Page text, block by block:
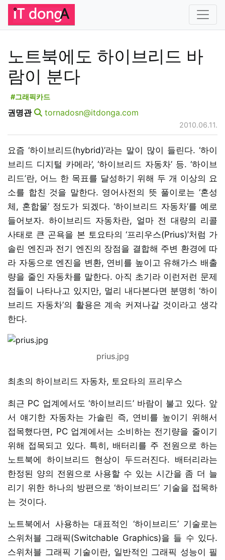
노트북에도 하이브리드 바
람이 분다
#그래픽카드
권명관 tornadosn@itdonga.com
2010.06.11.
요즘 ‘하이브리드(hybrid)’라는 말이 많이 들린다. ‘하이
브리드 디지털 카메라’, ‘하이브리드 자동차’ 등. ‘하이브
리드’란, 어느 한 목표를 달성하기 위해 두 개 이상의 요
소를 합친 것을 말한다. 영어사전의 뜻 풀이로는 ‘혼성
체, 혼합물’ 정도가 되겠다. ‘하이브리드 자동차’를 예로
들어보자. 하이브리드 자동차란, 얼마 전 대량의 리콜
사태로 큰 곤욕을 본 토요타의 ‘프리우스(Prius)’처럼 가
솔린 엔진과 전기 엔진의 장점을 결합해 주변 환경에 따
라 자동으로 엔진을 변환, 연비를 높이고 유해가스 배출
량을 줄인 자동차를 말한다. 아직 초기라 이런저런 문제
점들이 나타나고 있지만, 멀리 내다본다면 분명히 ‘하이
브리드 자동차’의 활용은 계속 커져나갈 것이라고 생각
한다.
prius.jpg
최초의 하이브리드 자동차, 토요타의 프리우스
최근 PC 업계에서도 ‘하이브리드’ 바람이 불고 있다. 앞
서 얘기한 자동차는 가솔린 즉, 연비를 높이기 위해서
접목했다면, PC 업계에서는 소비하는 전기량을 줄이기
위해 접목되고 있다. 특히, 배터리를 주 전원으로 하는
노트북에 하이브리드 현상이 두드러진다. 배터리라는
한정된 양의 전원으로 사용할 수 있는 시간을 좀 더 늘
리기 위한 하나의 방편으로 ‘하이브리드’ 기술을 접목하
는 것이다.
노트북에서 사용하는 대표적인 ‘하이브리드’ 기술로는
스위처블 그래픽(Switchable Graphics)을 들 수 있다.
스위처블 그래픽 기술이란, 일반적인 그래픽 성능이 필